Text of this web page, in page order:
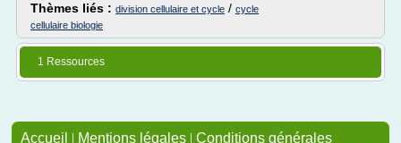
Thèmes liés : division cellulaire et cycle / cycle
cellulaire biologie
1 Ressources
Accueil | Mentions légales | Conditions générales